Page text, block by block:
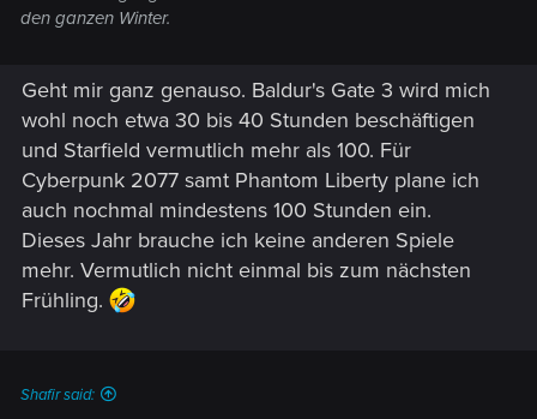
den ganzen Winter.
Geht mir ganz genauso. Baldur's Gate 3 wird mich
wohl noch etwa 30 bis 40 Stunden beschäftigen
und Starfield vermutlich mehr als 100. Für
Cyberpunk 2077 samt Phantom Liberty plane ich
auch nochmal mindestens 100 Stunden ein.
Dieses Jahr brauche ich keine anderen Spiele
mehr. Vermutlich nicht einmal bis zum nächsten
Frühling.
Shafir said: